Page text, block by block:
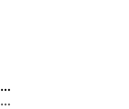
...
...